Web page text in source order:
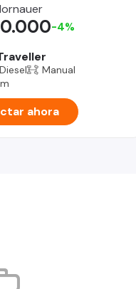
-4%
Diesel
Manual
ahora